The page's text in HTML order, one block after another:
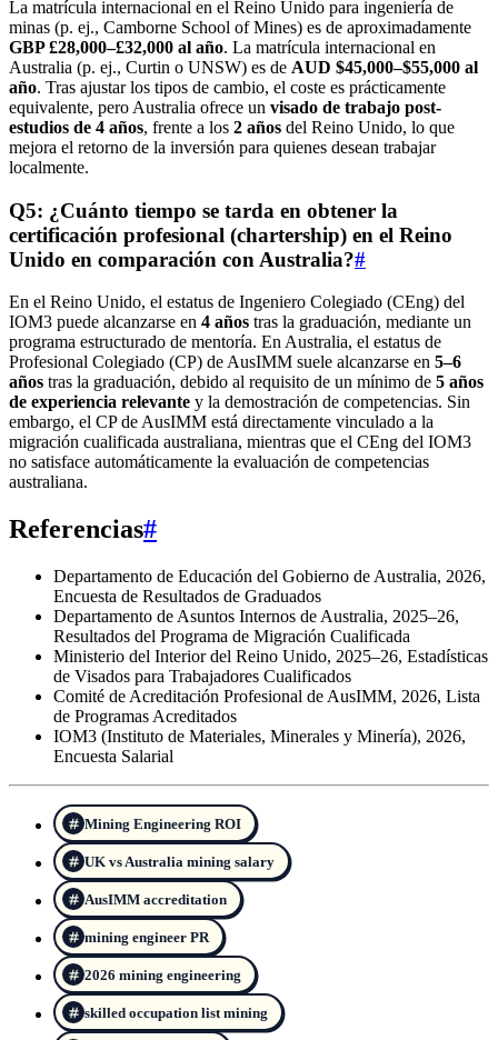
La matrícula internacional en el Reino Unido para ingeniería de
minas (p. ej., Camborne School of Mines) es de aproximadamente
GBP £28,000–£32,000 al año. La matrícula internacional en
Australia (p. ej., Curtin o UNSW) es de AUD $45,000–$55,000 al
año. Tras ajustar los tipos de cambio, el coste es prácticamente
equivalente, pero Australia ofrece un visado de trabajo post-
estudios de 4 años, frente a los 2 años del Reino Unido, lo que
mejora el retorno de la inversión para quienes desean trabajar
localmente.
Q5: ¿Cuánto tiempo se tarda en obtener la
certificación profesional (chartership) en el Reino
Unido en comparación con Australia?#
En el Reino Unido, el estatus de Ingeniero Colegiado (CEng) del
IOM3 puede alcanzarse en 4 años tras la graduación, mediante un
programa estructurado de mentoría. En Australia, el estatus de
Profesional Colegiado (CP) de AusIMM suele alcanzarse en 5–6
años tras la graduación, debido al requisito de un mínimo de 5 años
de experiencia relevante y la demostración de competencias. Sin
embargo, el CP de AusIMM está directamente vinculado a la
migración cualificada australiana, mientras que el CEng del IOM3
no satisface automáticamente la evaluación de competencias
australiana.
Referencias#
Departamento de Educación del Gobierno de Australia, 2026,
Encuesta de Resultados de Graduados
Departamento de Asuntos Internos de Australia, 2025–26,
Resultados del Programa de Migración Cualificada
Ministerio del Interior del Reino Unido, 2025–26, Estadísticas
de Visados para Trabajadores Cualificados
Comité de Acreditación Profesional de AusIMM, 2026, Lista
de Programas Acreditados
IOM3 (Instituto de Materiales, Minerales y Minería), 2026,
Encuesta Salarial
Mining Engineering ROI
UK vs Australia mining salary
AusIMM accreditation
mining engineer PR
2026 mining engineering
skilled occupation list mining